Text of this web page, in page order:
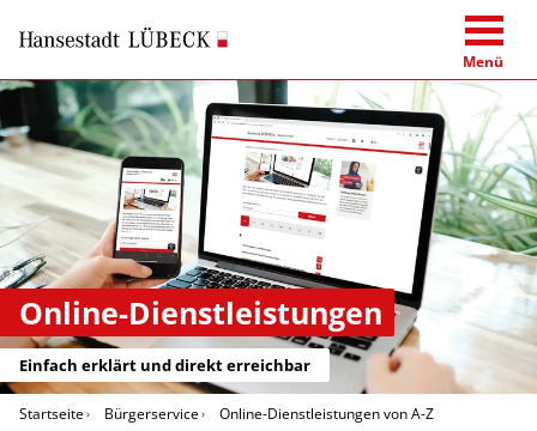
Menü
Online-Dienstleistungen
Einfach erklärt und direkt erreichbar
Startseite Bürgerservice Online-Dienstleistungen von A-Z